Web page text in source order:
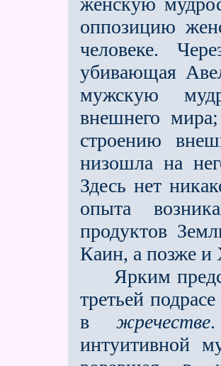
оппозицию
человеке.
убивающая
мужскую
внешнего
строению
низошла на
Здесь нет
опыта
продуктов
Каин, а позже
Ярким
третьей
в жречестве
интуитивной